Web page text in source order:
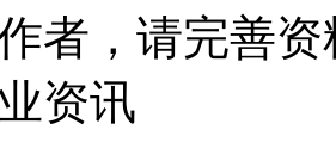
者，请完善资
资讯